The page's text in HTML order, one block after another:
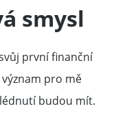
smysl
první finanční
pro mě
budou mít.